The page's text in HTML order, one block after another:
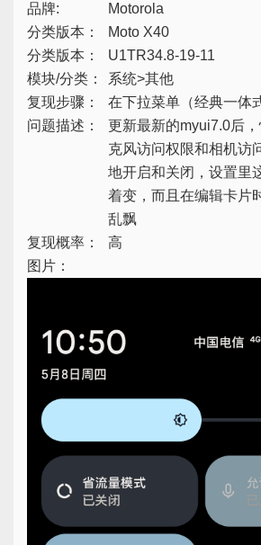
品牌:
Motorola
分类版本：
Moto X40
分类版本：
U1TR34.8-19-11
模块/分类：
系统>其他
复现步骤：
在下拉菜单（经典一体
问题描述：
更新最新的myui7.0后
克风访问权限和相机访
地开启和关闭，设置里
着变，而且在编辑卡片
乱飘
复现概率：
高
图片：